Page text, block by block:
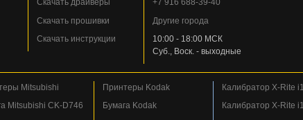
Скачать драйверы
Скачать прошивки
Скачать инструкции
+7 916 688-39-40
Другие города
10:00 - 18:00 МСК
Суб., Воск. - выходные
Mitsubishi
Mitsubishi CK-D746
Принтеры Kodak
Бумага Kodak
Калибратор X-Rite
Калибратор X-Rite